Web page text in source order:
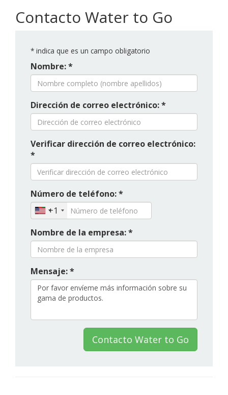
Contacto Water to Go
* indica que es un campo obligatorio
Nombre: *
Dirección de correo electrónico: *
Verificar dirección de correo electrónico:
*
Número de teléfono: *
+1
Nombre de la empresa: *
Mensaje: *
Contacto Water to Go